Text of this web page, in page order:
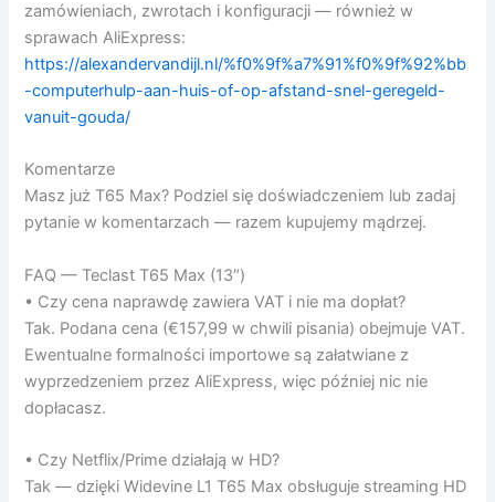
zamówieniach, zwrotach i konfiguracji — również w
sprawach AliExpress:
https://alexandervandijl.nl/%f0%9f%a7%91%f0%9f%92%bb
-computerhulp-aan-huis-of-op-afstand-snel-geregeld-
vanuit-gouda/
Komentarze
Masz już T65 Max? Podziel się doświadczeniem lub zadaj
pytanie w komentarzach — razem kupujemy mądrzej.
FAQ — Teclast T65 Max (13″)
• Czy cena naprawdę zawiera VAT i nie ma dopłat?
Tak. Podana cena (€157,99 w chwili pisania) obejmuje VAT.
Ewentualne formalności importowe są załatwiane z
wyprzedzeniem przez AliExpress, więc później nic nie
dopłacasz.
• Czy Netflix/Prime działają w HD?
Tak — dzięki Widevine L1 T65 Max obsługuje streaming HD